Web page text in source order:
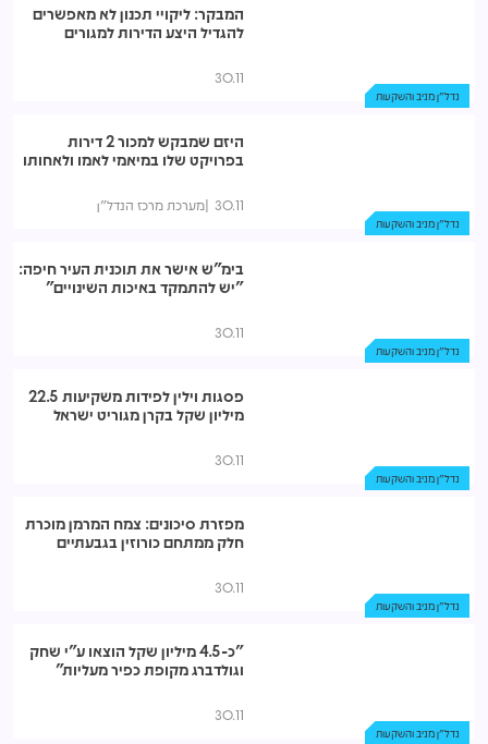
נדל"ן מניב והשקעות
המבקר: ליקויי תכנון לא מאפשרים
להגדיל היצע הדירות למגורים
30.11
נדל"ן מניב והשקעות
היזם שמבקש למכור 2 דירות
בפרויקט שלו במיאמי לאמו ולאחותו
30.11 מערכת מרכז הנדל"ן
נדל"ן מניב והשקעות
בימ"ש אישר את תוכנית העיר חיפה:
"יש להתמקד באיכות השינויים"
30.11
נדל"ן מניב והשקעות
פסגות וילין לפידות משקיעות 22.5
מיליון שקל בקרן מגוריט ישראל
30.11
נדל"ן מניב והשקעות
מפזרת סיכונים: צמח המרמן מוכרת
חלק ממתחם כורוזין בגבעתיים
30.11
נדל"ן מניב והשקעות
"כ-4.5 מיליון שקל הוצאו ע"י שחק
וגולדברג מקופת כפיר מעליות"
30.11